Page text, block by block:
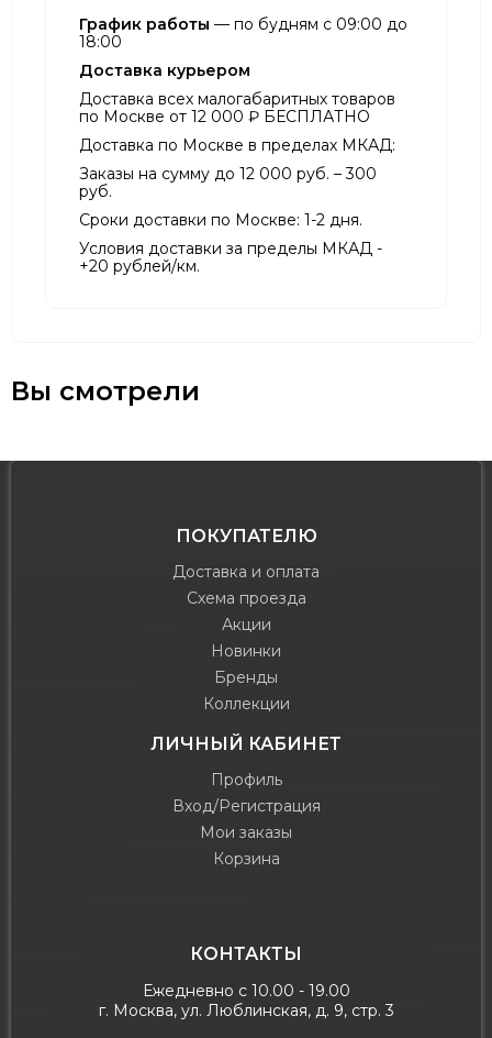
График работы — по будням с 09:00 до
18:00
Доставка курьером
Доставка всех малогабаритных товаров
по Москве от 12 000 ₽ БЕСПЛАТНО
Доставка по Москве в пределах МКАД:
Заказы на сумму до 12 000 руб. – 300
руб.
Сроки доставки по Москве: 1-2 дня.
Условия доставки за пределы МКАД -
+20 рублей/км.
Вы смотрели
ПОКУПАТЕЛЮ
Доставка и оплата
Схема проезда
Акции
Новинки
Бренды
Коллекции
ЛИЧНЫЙ КАБИНЕТ
Профиль
Вход/Регистрация
Мои заказы
Корзина
КОНТАКТЫ
Ежедневно с 10.00 - 19.00
г. Москва, ул. Люблинская, д. 9, стр. 3